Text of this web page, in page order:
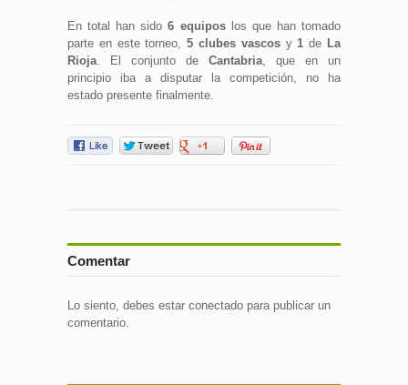
En total han sido6 equiposlos que han tomado
parte en este torneo,5 clubes vascosy1 de La
Rioja. El conjunto de Cantabria, que en un
principio iba a disputar la competición, no ha
estado presente finalmente.
Comentar
Lo siento, debes estar conectado para publicar un
comentario.